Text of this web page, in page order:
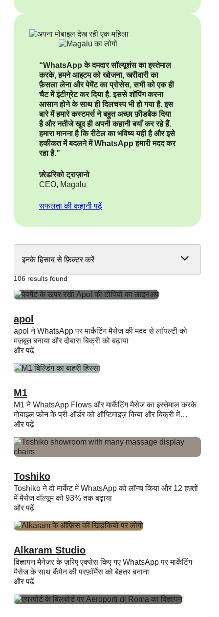
“WhatsApp के दमदार सॉल्यूशंस का इस्तेमाल
करके, हमने आइटम को खोजना, खरीदारी का
फ़ैसला लेना और पेमेंट का प्रोसेस, सभी को एक ही
चैट में इंटीग्रेट कर दिया है. इससे शॉपिंग करना
आसान होने के साथ ही दिलचस्प भी हो गया है. इस
बारे में हमारे कस्टमर्स ने बहुत अच्छा फ़ीडबैक दिया
है और नतीजे खुद ही अपनी कहानी बयाँ कर रहे हैं.
हमारा मानना है कि रीटेल का भविष्य यही है और इसे
हकीकत में बदलने में WhatsApp हमारी मदद कर
रहा है.”
फ़्रेडरिको ट्राज़ानो
CEO, Magalu
सफलता की कहानी पढ़ें
इनके हिसाब से फ़िल्टर करें
106 results found
apol
apol ने WhatsApp पर मार्केटिंग मैसेज की मदद से लॉयल्टी को
मज़बूत बनाया और दोबारा बिक्री को बढ़ाया
और पढ़ें
M1
M1 ने WhatsApp Flows और मार्केटिंग मैसेज का इस्तेमाल करके
मोबाइल फ़ोन के प्री-ऑर्डर को ऑप्टिमाइज़ किया और बिक्री में…
और पढ़ें
Toshiko
Toshiko ने दो मार्केट में WhatsApp को लॉन्च किया और 12 हफ़्तों
में मैसेज वॉल्यूम को 93% तक बढ़ाया
और पढ़ें
Alkaram Studio
विज्ञापन मैनेजर के ज़रिए एक्सेस किए गए WhatsApp पर मार्केटिंग
मैसेज के साथ कैंपेन की परफ़ॉर्मेंस को बेहतर बनाना
और पढ़ें